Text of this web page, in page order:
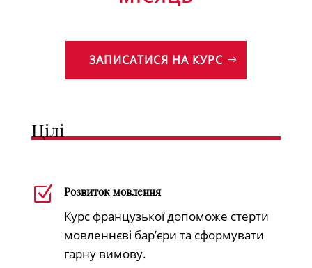
ЗАПИСАТИСЯ НА КУРС
Цілі
Z Розвиток мовлення
Курс французької допоможе стерти
мовленнєві бар’єри та сформувати
гарну вимову.